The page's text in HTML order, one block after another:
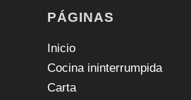
PÁGINAS
Inicio
Cocina ininterrumpida
Carta